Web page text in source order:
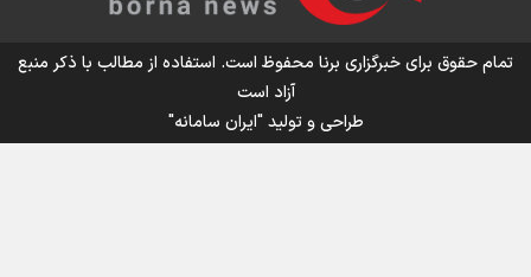
تمام حقوق برای خبرگزاری برنا محفوظ است. استفاده از مطالب با ذکر منبع
آزاد است
طراحی و تولید"ایران سامانه"